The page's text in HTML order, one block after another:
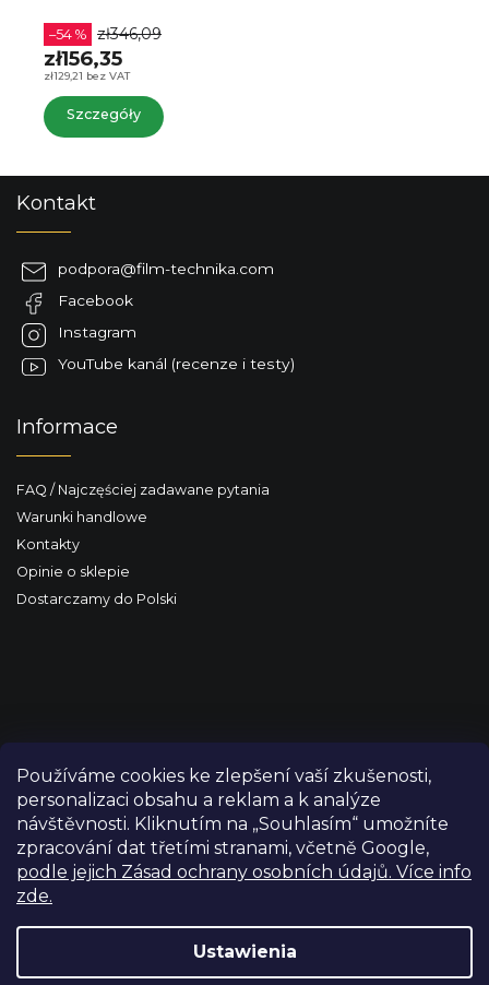
Používáme cookies ke zlepšení vaší zkušenosti,
personalizaci obsahu a reklam a k analýze
návštěvnosti. Kliknutím na „Souhlasím“ umožníte
zpracování dat třetími stranami, včetně Google,
podle jejich Zásad ochrany osobních údajů. Více info
zde.
Ustawienia
zł129,21 bez VAT
–54 % zł346,09
zł156,35
Szczegóły
Kontakt
podpora@film-technika.com
Facebook
Instagram
YouTube kanál (recenze i testy)
Informace
FAQ / Najczęściej zadawane pytania
Warunki handlowe
Kontakty
Opinie o sklepie
Dostarczamy do Polski
zastrzeżone.
Edytuj ustawienia plików cookie